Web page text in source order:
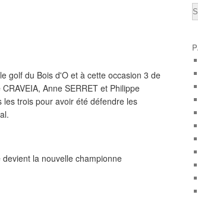
golf du Bois d'O et à cette occasion 3 de
Anne SERRET et Philippe
trois pour avoir été défendre les
la nouvelle championne